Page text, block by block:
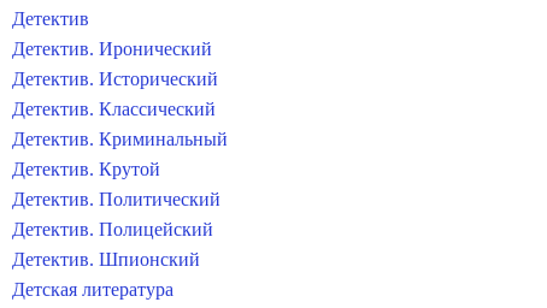
Детектив
Детектив. Иронический
Детектив. Исторический
Детектив. Классический
Детектив. Криминальный
Детектив. Крутой
Детектив. Политический
Детектив. Полицейский
Детектив. Шпионский
Детская литература